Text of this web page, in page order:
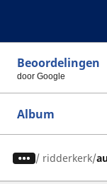
Beoordelingen
door Google
Album
/ ridderkerk